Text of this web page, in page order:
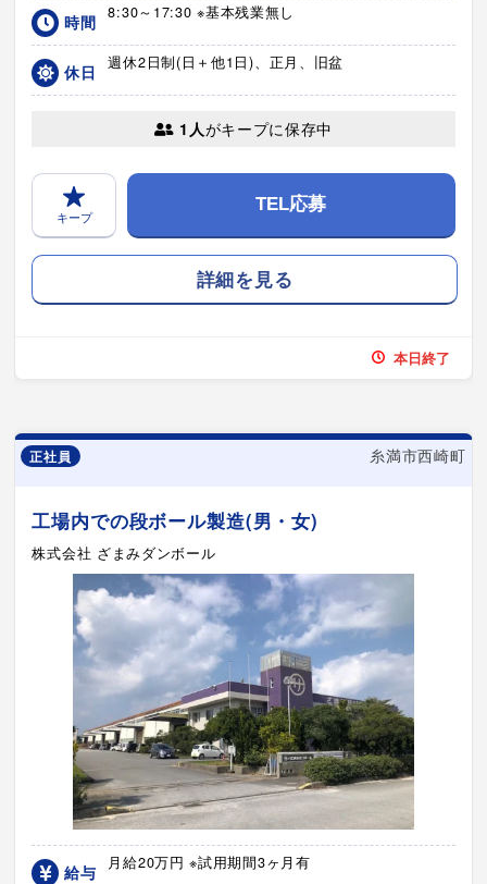
時間 8:30～17:30 ※基本残業無し
休日 週休2日制(日＋他1日)、正月、旧盆
1人がキープに保存中
キープ
TEL応募
詳細を見る
本日終了
正社員 糸満市西崎町
工場内での段ボール製造(男・女)
株式会社 ざまみダンボール
給与 月給20万円 ※試用期間3ヶ月有